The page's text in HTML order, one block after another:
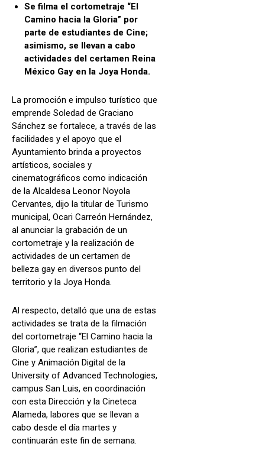
Se filma el cortometraje “El
Camino hacia la Gloria” por
parte de estudiantes de Cine;
asimismo, se llevan a cabo
actividades del certamen Reina
México Gay en la Joya Honda.
La promoción e impulso turístico que
emprende Soledad de Graciano
Sánchez se fortalece, a través de las
facilidades y el apoyo que el
Ayuntamiento brinda a proyectos
artísticos, sociales y
cinematográficos como indicación
de la Alcaldesa Leonor Noyola
Cervantes, dijo la titular de Turismo
municipal, Ocari Carreón Hernández,
al anunciar la grabación de un
cortometraje y la realización de
actividades de un certamen de
belleza gay en diversos punto del
territorio y la Joya Honda.
Al respecto, detalló que una de estas
actividades se trata de la filmación
del cortometraje “El Camino hacia la
Gloria”, que realizan estudiantes de
Cine y Animación Digital de la
University of Advanced Technologies,
campus San Luis, en coordinación
con esta Dirección y la Cineteca
Alameda, labores que se llevan a
cabo desde el día martes y
continuarán este fin de semana.